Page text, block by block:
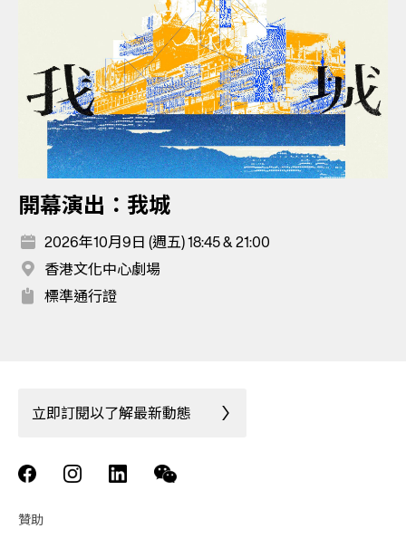
開幕演出：我城
2026年10月9日 (週五) 18:45 & 21:00
香港文化中心劇場
標準通行證
立即訂閱以了解最新動態
贊助